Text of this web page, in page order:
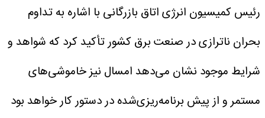
رئیس کمیسیون انرژی اتاق بازرگانی با اشاره به تداوم
بحران ناترازی در صنعت برق کشور تأکید کرد که شواهد و
شرایط موجود نشان می‌دهد امسال نیز خاموشی‌های
مستمر و از پیش برنامه‌ریزی‌شده در دستور کار خواهد بود